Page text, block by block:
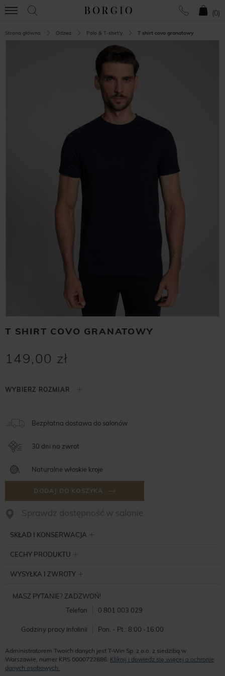
(0)
Strona główna Odzież Polo & T-shirt'y T shirt covo granatowy
T SHIRT COVO GRANATOWY
149,00 zł
Bezpłatna dostawa do salonów
30 dni na zwrot
Naturalne włoskie kroje
DODAJ DO KOSZYKA
Sprawdż dostępność w salonie
SKŁAD I KONSERWACJA
CECHY PRODUKTU
WYSYŁKA I ZWROTY
MASZ PYTANIE? ZADZWOŃ!
Telefon
0 801 003 029
Godziny pracy infolinii Pon. - Pt.: 8:00 -16:00
Administratorem Twoich danych jest T-Win Sp. z o.o. z siedzibą w
Warszawie, numer KRS 0000722886. Kliknij i dowiedz się więcej o ochronie
danych osobowych.